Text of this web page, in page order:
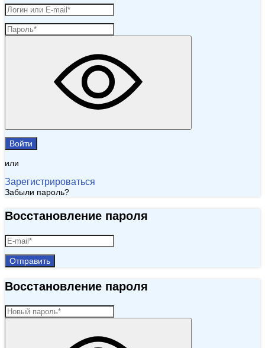
Войти
или
Зарегистрироваться
Забыли пароль?
Восстановление пароля
Отправить
Восстановление пароля